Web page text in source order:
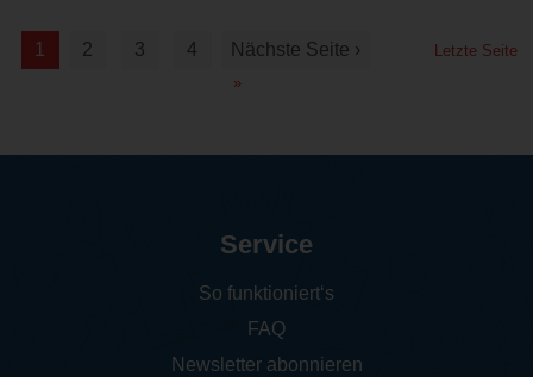
1 2 3 4 Nächste Seite ›
Letzte Seite
»
Service
So funktioniert‘s
FAQ
Newsletter abonnieren